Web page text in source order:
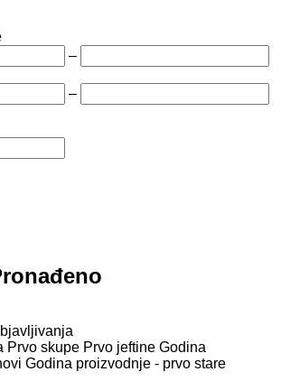
–
–
Prvo skupe Prvo jeftine Godina
Godina proizvodnje - prvo stare